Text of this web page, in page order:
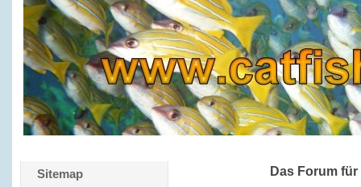
Sitemap Das Forum